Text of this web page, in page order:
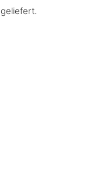
geliefert.